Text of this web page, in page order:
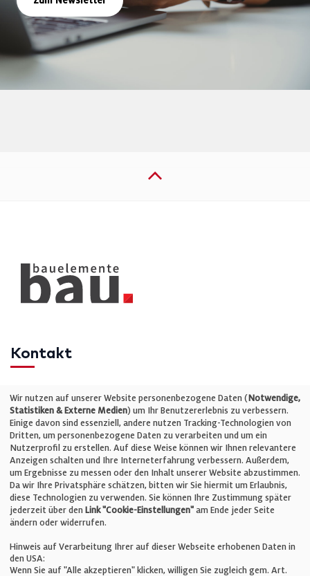
Kontakt
Telefon: +49 (0)711 2585563-0
E-Mail:info@bauelemente-bau.eu
Unternehmen
Impressum
Cookie-Einstellungen
Wir nutzen auf unserer Website personenbezogene Daten (Notwendige,
Statistiken & Externe Medien) um Ihr Benutzererlebnis zu verbessern.
Einige davon sind essenziell, andere nutzen Tracking-Technologien von
Dritten, um personenbezogene Daten zu verarbeiten und um ein
Nutzerprofil zu erstellen. Auf diese Weise können wir Ihnen relevantere
Anzeigen schalten und Ihre Interneterfahrung verbessern. Außerdem,
um Ergebnisse zu messen oder den Inhalt unserer Website abzustimmen.
Da wir Ihre Privatsphäre schätzen, bitten wir Sie hiermit um Erlaubnis,
diese Technologien zu verwenden. Sie können Ihre Zustimmung später
jederzeit über den Link "Cookie-Einstellungen" am Ende jeder Seite
ändern oder widerrufen.
Hinweis auf Verarbeitung Ihrer auf dieser Webseite erhobenen Daten in
den USA:
Wenn Sie auf "Alle akzeptieren" klicken, willigen Sie zugleich gem. Art.